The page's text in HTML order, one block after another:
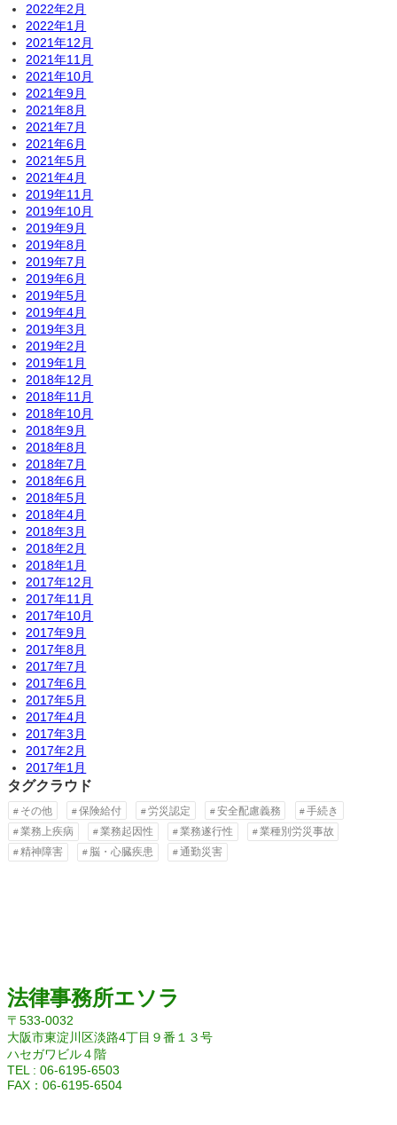
2022年2月
2022年1月
2021年12月
2021年11月
2021年10月
2021年9月
2021年8月
2021年7月
2021年6月
2021年5月
2021年4月
2019年11月
2019年10月
2019年9月
2019年8月
2019年7月
2019年6月
2019年5月
2019年4月
2019年3月
2019年2月
2019年1月
2018年12月
2018年11月
2018年10月
2018年9月
2018年8月
2018年7月
2018年6月
2018年5月
2018年4月
2018年3月
2018年2月
2018年1月
2017年12月
2017年11月
2017年10月
2017年9月
2017年8月
2017年7月
2017年6月
2017年5月
2017年4月
2017年3月
2017年2月
2017年1月
タグクラウド
その他 保険給付 労災認定 安全配慮義務
手続き
業務上疾病
業務起因性 業務遂行性
業種別労災事故
精神障害
脳・心臓疾患 通勤災害
法律事務所エソラ
〒533-0032
大阪市東淀川区淡路4丁目９番１３号
ハセガワビル４階
TEL : 06-6195-6503
FAX：06-6195-6504